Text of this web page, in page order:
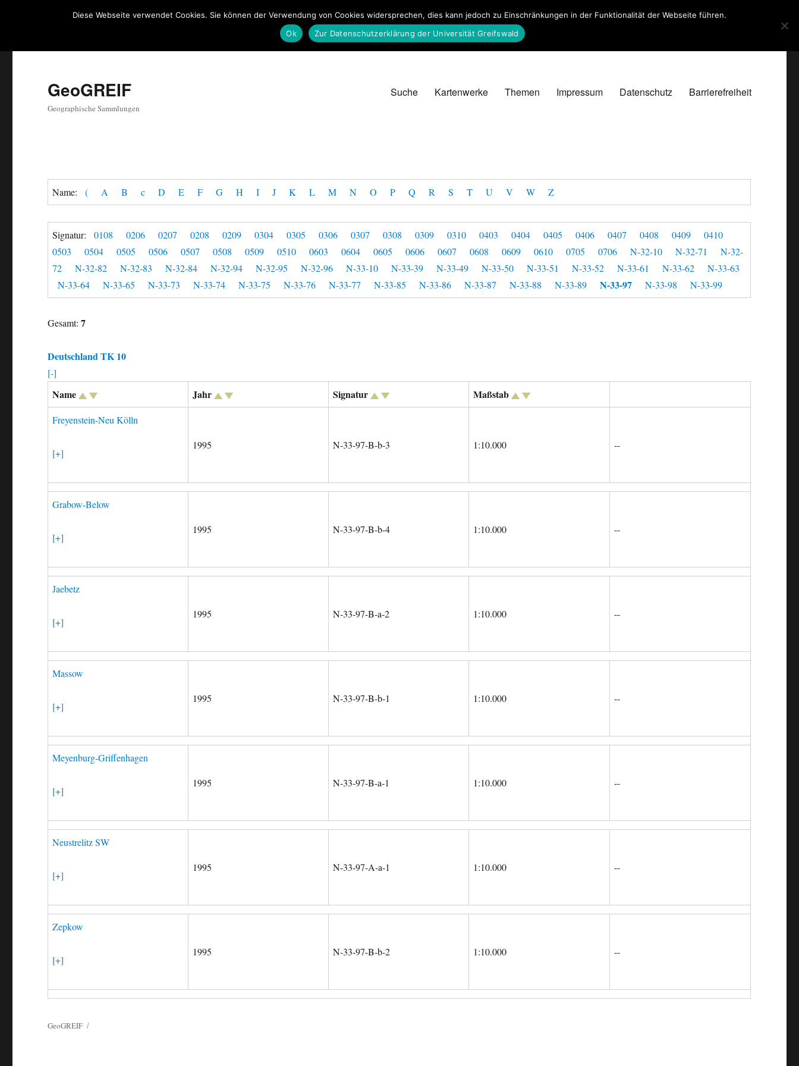
GeoGREIF
Geographische Sammlungen
Suche Kartenwerke Themen Impressum Datenschutz Barrierefreiheit
Name:( A B c D E F G H I J K L M N O P Q R S T U V W Z
Signatur:0108 0206 0207 0208 0209 0304 0305 0306 0307 0308 0309 0310 0403 0404 0405 0406 0407 0408 0409
0410
0503
0504 0505 0506 0507 0508 0509 0510 0603 0604 0605 0606 0607 0608 0609 0610 0705 0706 N-32-10 N-32-71
N-32-
72
N-32-82 N-32-83 N-32-84 N-32-94 N-32-95 N-32-96 N-33-10 N-33-39 N-33-49 N-33-50 N-33-51 N-33-52 N-33-61 N-33-62
N-33-63
N-33-64
N-33-65 N-33-73 N-33-74 N-33-75 N-33-76 N-33-77 N-33-85 N-33-86 N-33-87 N-33-88 N-33-89 N-33-97 N-33-98 N-33-99
Gesamt:7
Deutschland TK 10
[-]
Name Jahr Signatur Maßstab
Freyenstein-Neu Kölln
[+]
1995 N-33-97-B-b-3 1:10.000 --
Grabow-Below
[+]
1995 N-33-97-B-b-4 1:10.000 --
Jaebetz
[+]
1995 N-33-97-B-a-2 1:10.000 --
Massow
[+]
1995 N-33-97-B-b-1 1:10.000 --
Meyenburg-Griffenhagen
[+]
1995 N-33-97-B-a-1 1:10.000 --
Neustrelitz SW
[+]
1995 N-33-97-A-a-1 1:10.000 --
Zepkow
[+]
1995 N-33-97-B-b-2 1:10.000 --
GeoGREIF
Diese Webseite verwendet Cookies. Sie können der Verwendung von Cookies widersprechen, dies kann jedoch zu Einschränkungen in der Funktionalität der Webseite führen.
Ok
Zur Datenschutzerklärung der Universität Greifswald